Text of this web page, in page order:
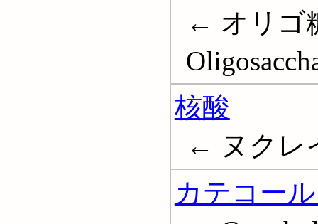
← オリゴ
核酸
← ヌクレ
カテコー